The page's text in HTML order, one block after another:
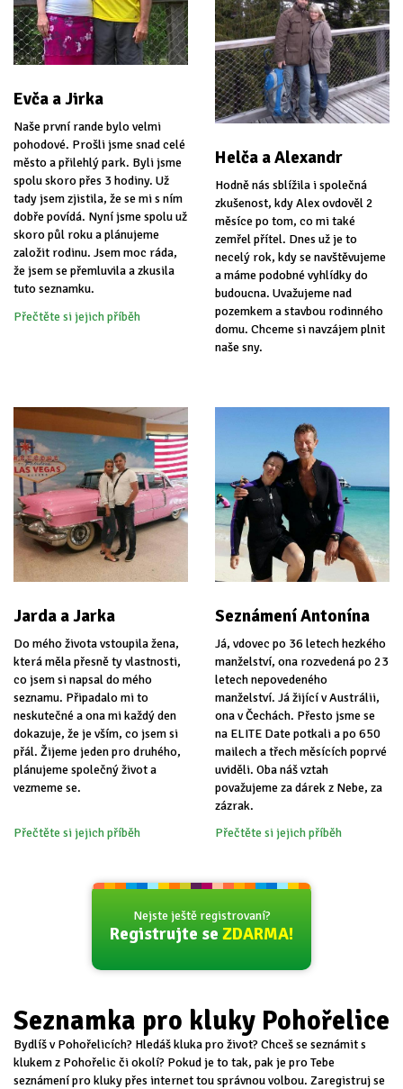
Evča a Jirka
Naše první rande bylo velmi
pohodové. Prošli jsme snad celé
město a přilehlý park. Byli jsme
spolu skoro přes 3 hodiny. Už
tady jsem zjistila, že se mi s ním
dobře povídá. Nyní jsme spolu už
skoro půl roku a plánujeme
založit rodinu. Jsem moc ráda,
že jsem se přemluvila a zkusila
tuto seznamku.
Přečtěte si jejich příběh
Helča a Alexandr
Hodně nás sblížila i společná
zkušenost, kdy Alex ovdověl 2
měsíce po tom, co mi také
zemřel přítel. Dnes už je to
necelý rok, kdy se navštěvujeme
a máme podobné vyhlídky do
budoucna. Uvažujeme nad
pozemkem a stavbou rodinného
domu. Chceme si navzájem plnit
naše sny.
Jarda a Jarka
Do mého života vstoupila žena,
která měla přesně ty vlastnosti,
co jsem si napsal do mého
seznamu. Připadalo mi to
neskutečné a ona mi každý den
dokazuje, že je vším, co jsem si
přál. Žijeme jeden pro druhého,
plánujeme společný život a
vezmeme se.
Přečtěte si jejich příběh
Seznámení Antonína
Já, vdovec po 36 letech hezkého
manželství, ona rozvedená po 23
letech nepovedeného
manželství. Já žijící v Austrálii,
ona v Čechách. Přesto jsme se
na ELITE Date potkali a po 650
mailech a třech měsících poprvé
uviděli. Oba náš vztah
považujeme za dárek z Nebe, za
zázrak.
Přečtěte si jejich příběh
Nejste ještě registrovaní?
Registrujte se ZDARMA!
Seznamka pro kluky Pohořelice
Bydlíš v Pohořelicích? Hledáš kluka pro život? Chceš se seznámit s
klukem z Pohořelic či okolí? Pokud je to tak, pak je pro Tebe
seznámení pro kluky přes internet tou správnou volbou. Zaregistruj se